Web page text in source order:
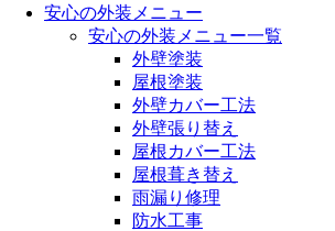
安心の外装メニュー
安心の外装メニュー一覧
外壁塗装
屋根塗装
外壁カバー工法
外壁張り替え
屋根カバー工法
屋根葺き替え
雨漏り修理
防水工事